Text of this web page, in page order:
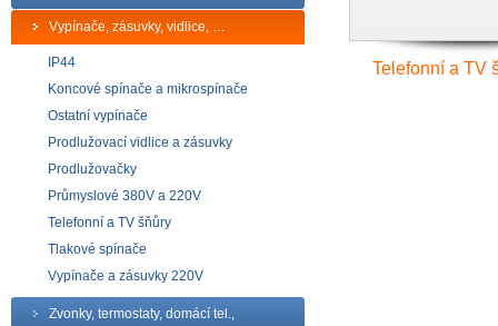
Vypínače, zásuvky, vidlice, …
IP44
Koncové spínače a mikrospínače
Ostatní vypínače
Prodlužovací vidlice a zásuvky
Prodlužovačky
Průmyslové 380V a 220V
Telefonní a TV šňůry
Tlakové spínače
Vypínače a zásuvky 220V
Zvonky, termostaty, domácí tel.,
Telefonní a TV